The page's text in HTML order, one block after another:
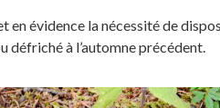
en évidence la nécessité de
défriché à l’automne précédent.